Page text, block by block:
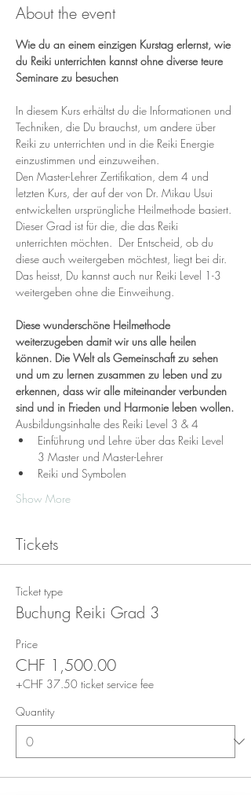
About the event
Wie du an einem einzigen Kurstag erlernst, wie
du Reiki unterrichten kannst ohne diverse teure
Seminare zu besuchen
In diesem Kurs erhältst du die Informationen und
Techniken, die Du brauchst, um andere über
Reiki zu unterrichten und in die Reiki Energie
einzustimmen und einzuweihen.
Den Master-Lehrer Zertifikation, dem 4 und
letzten Kurs, der auf der von Dr. Mikau Usui
entwickelten ursprüngliche Heilmethode basiert.
Dieser Grad ist für die, die das Reiki
unterrichten möchten.  Der Entscheid, ob du
diese auch weitergeben möchtest, liegt bei dir.
Das heisst, Du kannst auch nur Reiki Level 1-3
weitergeben ohne die Einweihung.
Diese wunderschöne Heilmethode
weiterzugeben damit wir uns alle heilen
können. Die Welt als Gemeinschaft zu sehen
und um zu lernen zusammen zu leben und zu
erkennen, dass wir alle miteinander verbunden
sind und in Frieden und Harmonie leben wollen.
Ausbildungsinhalte des Reiki Level 3 & 4
Einführung und Lehre über das Reiki Level
3 Master und Master-Lehrer
Reiki und Symbolen
Show More
Tickets
Ticket type
Buchung Reiki Grad 3
Price
CHF 1,500.00
+CHF 37.50 ticket service fee
Quantity